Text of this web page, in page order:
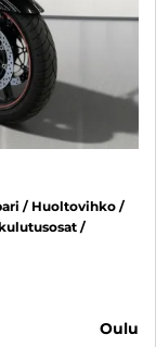
/ Huoltovihko /
/
oulu